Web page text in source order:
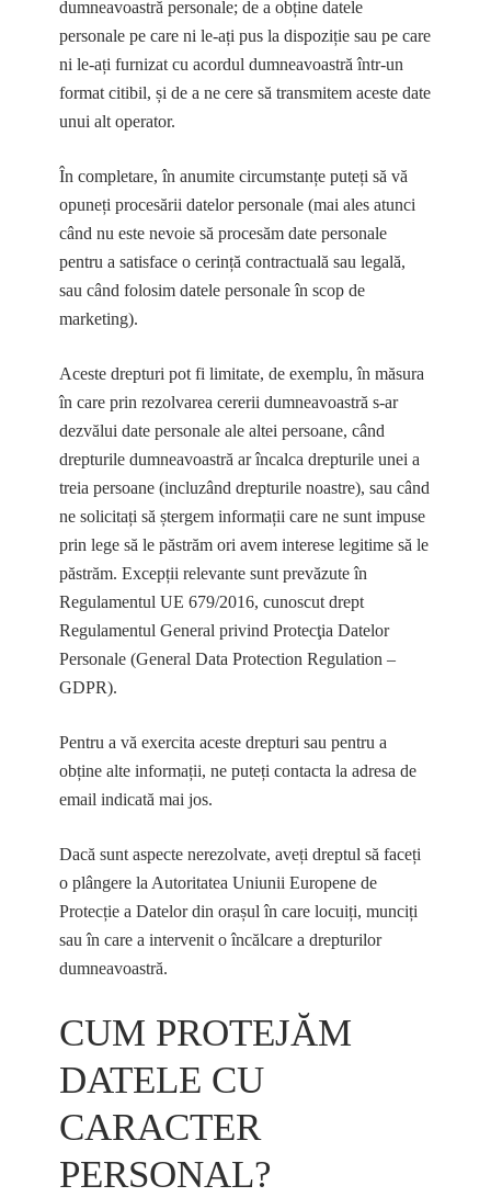
dumneavoastră personale; de a obține datele
personale pe care ni le-ați pus la dispoziție sau pe care
ni le-ați furnizat cu acordul dumneavoastră într-un
format citibil, și de a ne cere să transmitem aceste date
unui alt operator.
În completare, în anumite circumstanțe puteți să vă
opuneți procesării datelor personale (mai ales atunci
când nu este nevoie să procesăm date personale
pentru a satisface o cerință contractuală sau legală,
sau când folosim datele personale în scop de
marketing).
Aceste drepturi pot fi limitate, de exemplu, în măsura
în care prin rezolvarea cererii dumneavoastră s-ar
dezvălui date personale ale altei persoane, când
drepturile dumneavoastră ar încalca drepturile unei a
treia persoane (incluzând drepturile noastre), sau când
ne solicitați să ștergem informații care ne sunt impuse
prin lege să le păstrăm ori avem interese legitime să le
păstrăm. Excepții relevante sunt prevăzute în
Regulamentul UE 679/2016, cunoscut drept
Regulamentul General privind Protecţia Datelor
Personale (General Data Protection Regulation –
GDPR).
Pentru a vă exercita aceste drepturi sau pentru a
obține alte informații, ne puteți contacta la adresa de
email indicată mai jos.
Dacă sunt aspecte nerezolvate, aveți dreptul să faceți
o plângere la Autoritatea Uniunii Europene de
Protecție a Datelor din orașul în care locuiți, munciți
sau în care a intervenit o încălcare a drepturilor
dumneavoastră.
CUM PROTEJĂM
DATELE CU
CARACTER
PERSONAL?